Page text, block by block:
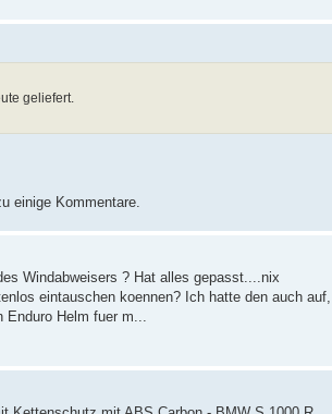
geliefert.
einige Kommentare.
Windabweisers ? Hat alles gepasst....nix
eintauschen koennen? Ich hatte den auch auf,
Helm fuer m...